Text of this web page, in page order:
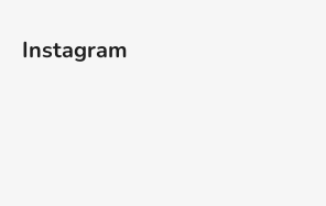
Instagram